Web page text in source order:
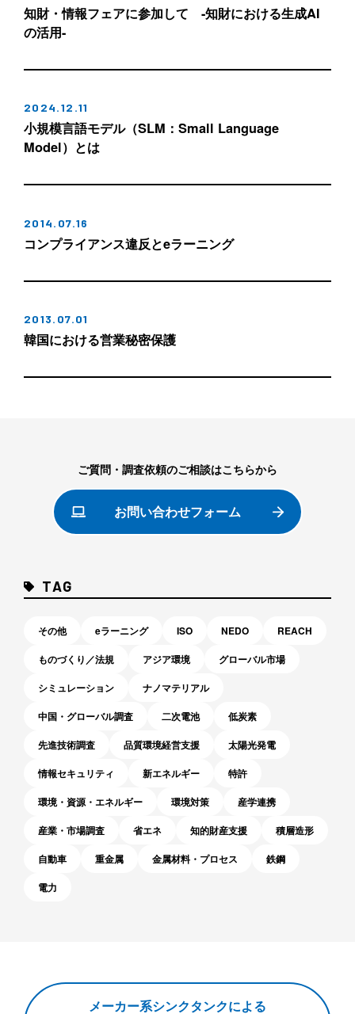
知財・情報フェアに参加して -知財における生成AI
の活用-
2024.12.11
小規模言語モデル（SLM：Small Language
Model）とは
2014.07.16
コンプライアンス違反とeラーニング
2013.07.01
韓国における営業秘密保護
ご質問・調査依頼のご相談はこちらから
お問い合わせフォーム
TAG
その他 eラーニング ISO NEDO
REACH
ものづくり／法規
アジア環境
グローバル市場
シミュレーション
ナノマテリアル
中国・グローバル調査
二次電池
低炭素
先進技術調査
品質環境経営支援
太陽光発電
情報セキュリティ
新エネルギー
特許
環境・資源・エネルギー
環境対策
産学連携
産業・市場調査
省エネ 知的財産支援
積層造形
自動車
重金属 金属材料・プロセス
鉄鋼
電力
メ
メーカー系シンクタンクによる